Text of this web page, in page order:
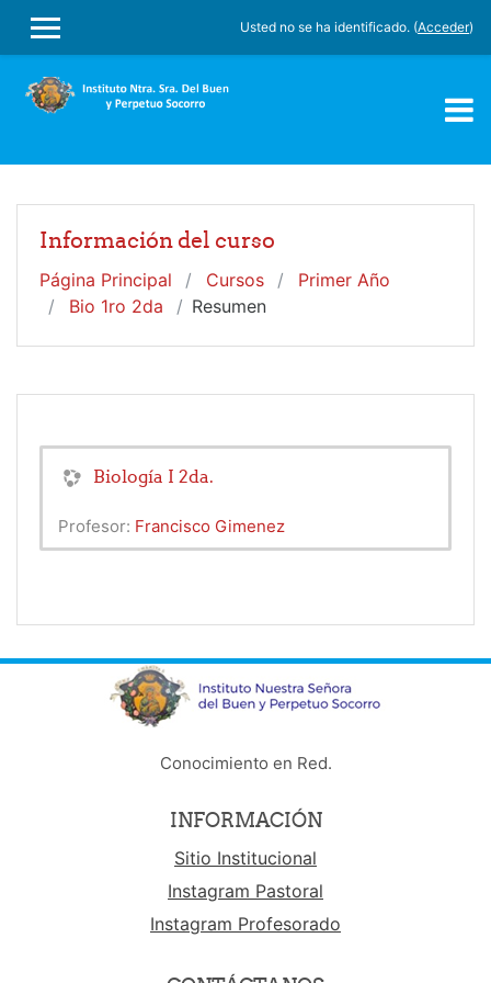
PANEL LATERAL
Usted no se ha identificado. (Acceder)
Información del curso
Página Principal Cursos
Primer Año
Bio 1ro 2da
Resumen
Biologí­a I 2da.
Profesor: Francisco Gimenez
Conocimiento en Red.
INFORMACIÓN
Sitio Institucional
Instagram Pastoral
Instagram Profesorado